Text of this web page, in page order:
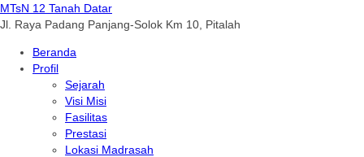
MTsN 12 Tanah Datar
Jl. Raya Padang Panjang-Solok Km 10, Pitalah
Beranda
Profil
Sejarah
Visi Misi
Fasilitas
Prestasi
Lokasi Madrasah